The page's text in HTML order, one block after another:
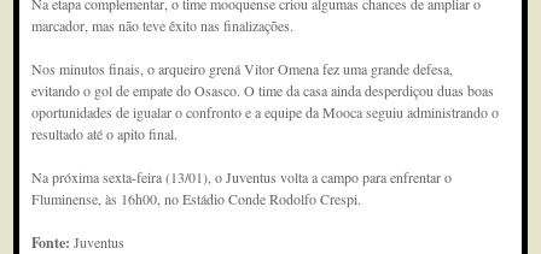
marcador, mas não teve êxito nas finalizações.
Nos minutos finais, o arqueiro grená Vitor Omena fez uma grande defesa,
evitando o gol de empate do Osasco. O time da casa ainda desperdiçou duas boas
oportunidades de igualar o confronto e a equipe da Mooca seguiu administrando o
resultado até o apito final.
Na próxima sexta-feira (13/01), o Juventus volta a campo para enfrentar o
Fluminense, às 16h00, no Estádio Conde Rodolfo Crespi.
Fonte:Juventus